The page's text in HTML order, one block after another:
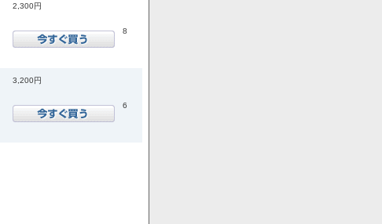
2,300円
8
3,200円
6